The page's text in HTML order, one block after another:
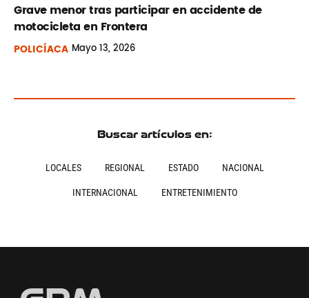
Grave menor tras participar en accidente de
motocicleta en Frontera
POLICÍACA Mayo13, 2026
Buscar artículos en:
LOCALES REGIONAL ESTADO NACIONAL
INTERNACIONAL ENTRETENIMIENTO